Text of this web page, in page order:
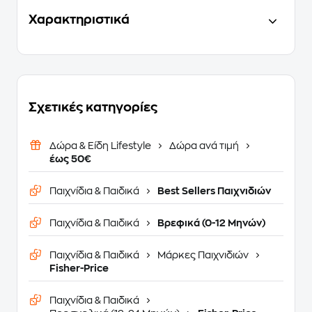
Χαρακτηριστικά
Σχετικές κατηγορίες
Δώρα & Είδη Lifestyle
Δώρα ανά τιμή
έως 50€
Παιχνίδια & Παιδικά Best Sellers Παιχνιδιών
Παιχνίδια & Παιδικά Βρεφικά (0-12 Μηνών)
Παιχνίδια & Παιδικά
Μάρκες Παιχνιδιών
Fisher-Price
Παιχνίδια & Παιδικά